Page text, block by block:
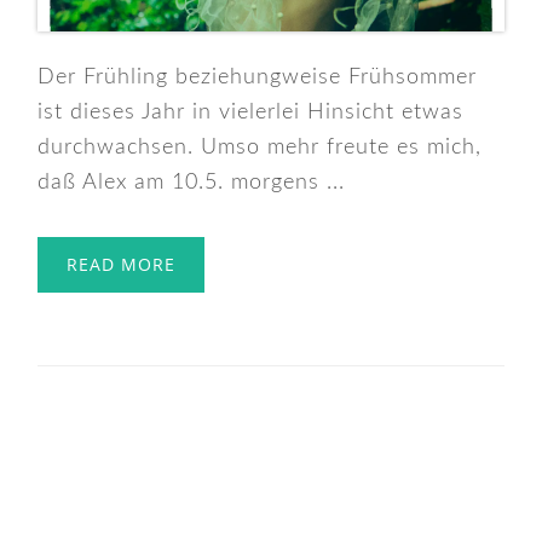
Der Frühling beziehungweise Frühsommer
ist dieses Jahr in vielerlei Hinsicht etwas
durchwachsen. Umso mehr freute es mich,
daß Alex am 10.5. morgens ...
READ MORE